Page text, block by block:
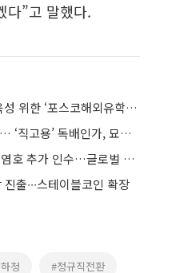
다”고 말했다.
포스코청암재단, 글로벌 인재 육성 위한 ‘포스코해외유학장학’ 사업 재개
‘소송 대신 상생’ 포스코의 결단… ‘직고용’ 독배인가, 묘약인가
포스코홀딩스, 아르헨티나 리튬염호 추가 인수…글로벌 공급망 강화
출∙∙∙스테이블코인 확장
청 #정규직전환